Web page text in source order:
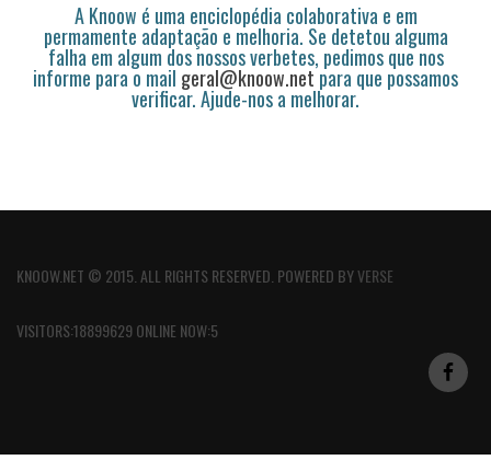
A Knoow é uma enciclopédia colaborativa e em
permamente adaptação e melhoria. Se detetou alguma
falha em algum dos nossos verbetes, pedimos que nos
informe para o mail geral@knoow.netpara que possamos
verificar. Ajude-nos a melhorar.
KNOOW.NET © 2015. ALL RIGHTS RESERVED. POWERED BYVERSE
VISITORS:18899629 ONLINE NOW:5